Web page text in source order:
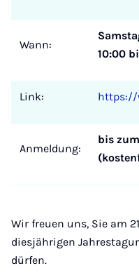
Wann:
10:00
Link: https://
Anmeldung:
bis
Wir freuen uns, Sie am
diesjährigen
dürfen.